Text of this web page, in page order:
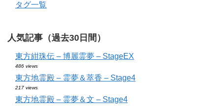
タグ一覧
人気記事（過去30日間）
東方紺珠伝 – 博麗霊夢 – StageEX
486 views
東方地霊殿 – 霊夢＆萃香 – Stage4
217 views
東方地霊殿 – 霊夢＆文 – Stage4